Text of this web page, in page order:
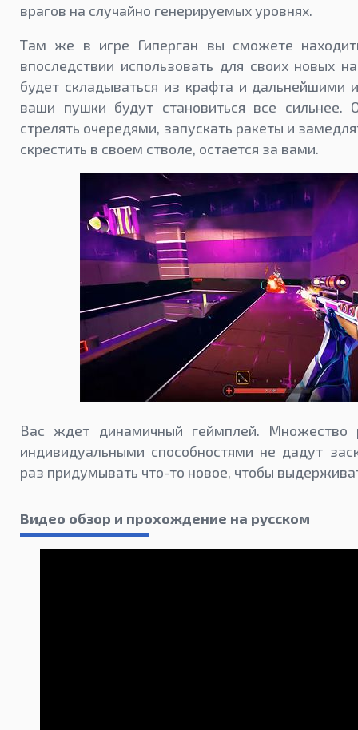
врагов на случайно генерируемых уровнях.
Там же в игре Гиперган вы сможете
впоследствии использовать для своих новых
будет складываться из крафта и дальнейшими
ваши пушки будут становиться все сильнее.
стрелять очередями, запускать ракеты и
скрестить в своем стволе, остается за вами.
Вас ждет динамичный геймплей. Множество
индивидуальными способностями не дадут
раз придумывать что-то новое, чтобы
Видео обзор и прохождение на русском